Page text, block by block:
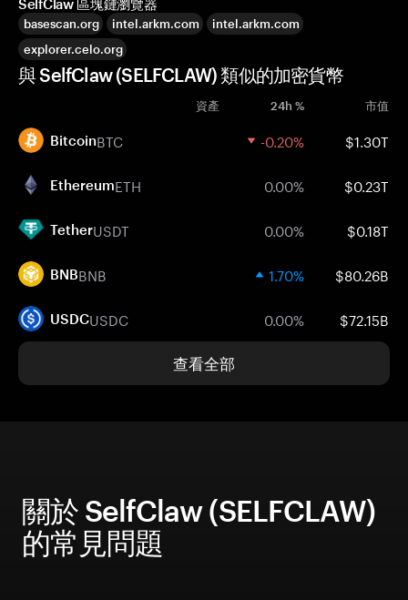
SelfClaw 區塊鏈瀏覽器
basescan.org intel.arkm.com
intel.arkm.com
explorer.celo.org
與 SelfClaw (SELFCLAW) 類似的加密貨幣
資產 24h % 市值
BitcoinBTC -0.20% $1.30T
EthereumETH 0.00% $0.23T
TetherUSDT 0.00% $0.18T
BNBBNB 1.70% $80.26B
USDCUSDC 0.00% $72.15B
查看全部
關於 SelfClaw (SELFCLAW)
的常見問題